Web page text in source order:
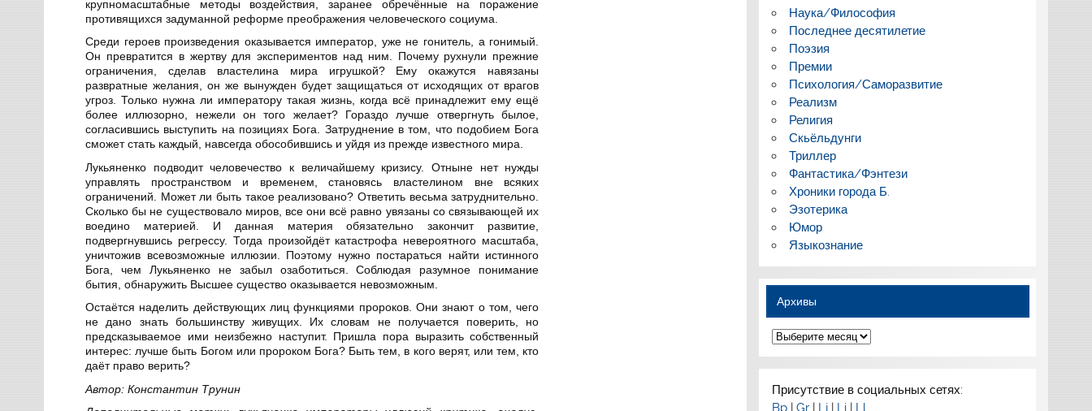
крупномасштабные методы воздействия, заранее обречённые на поражение
противящихся задуманной реформе преображения человеческого социума.
Среди героев произведения оказывается император, уже не гонитель, а гонимый.
Он превратится в жертву для экспериментов над ним. Почему рухнули прежние
ограничения, сделав властелина мира игрушкой? Ему окажутся навязаны
развратные желания, он же вынужден будет защищаться от исходящих от врагов
угроз. Только нужна ли императору такая жизнь, когда всё принадлежит ему ещё
более иллюзорно, нежели он того желает? Гораздо лучше отвергнуть былое,
согласившись выступить на позициях Бога. Затруднение в том, что подобием Бога
сможет стать каждый, навсегда обособившись и уйдя из прежде известного мира.
Лукьяненко подводит человечество к величайшему кризису. Отныне нет нужды
управлять пространством и временем, становясь властелином вне всяких
ограничений. Может ли быть такое реализовано? Ответить весьма затруднительно.
Сколько бы не существовало миров, все они всё равно увязаны со связывающей их
воедино материей. И данная материя обязательно закончит развитие,
подвергнувшись регрессу. Тогда произойдёт катастрофа невероятного масштаба,
уничтожив всевозможные иллюзии. Поэтому нужно постараться найти истинного
Бога, чем Лукьяненко не забыл озаботиться. Соблюдая разумное понимание
бытия, обнаружить Высшее существо оказывается невозможным.
Остаётся наделить действующих лиц функциями пророков. Они знают о том, чего
не дано знать большинству живущих. Их словам не получается поверить, но
предсказываемое ими неизбежно наступит. Пришла пора выразить собственный
интерес: лучше быть Богом или пророком Бога? Быть тем, в кого верят, или тем, кто
даёт право верить?
Автор: Константин Трунин
Наука/Философия
Последнее десятилетие
Поэзия
Премии
Психология/Саморазвитие
Реализм
Религия
Скьёльдунги
Триллер
Фантастика/Фэнтези
Хроники города Б.
Эзотерика
Юмор
Языкознание
Архивы
Архивы
Присутствие в социальных сетях:
Bp| Gr| Lj| Li| Ll